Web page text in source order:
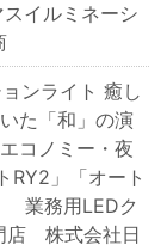
イルミネーシ
ンライト 癒し
た「和」の演
コノミー・夜
RY2」「オート
業務用LEDク
店 株式会社日